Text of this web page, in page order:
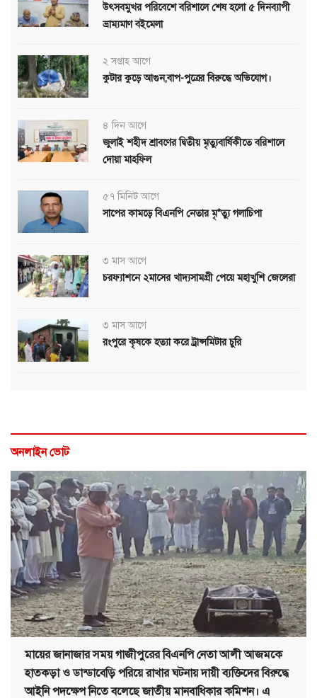
উৎসবমুখর পরিবেশে বরিশালে শেষ হলো ৫ দিনব্যাপী
ভ্রাম্যমাণ বইমেলা
২ সপ্তাহ আগে
কুটার কুড়ে আগুন,বাপ-পুত্রের বিরুদ্ধে অভিযোগ।
৪ দিন আগে
জুলাই শহীদ শ্রাবণের দ্বিতীয় মৃত্যুবার্ষিকীতে বরিশালে
দোয়া মাহফিল
৫৭ মিনিট আগে
সাপের কামড়ে বিএনপি নেতার মৃ*ত্যু গলাচিপা
৩ মাস আগে
চরফ্যাশনে ২মাসের খাদ্যসামগ্রী পেয়ে মহাখুশি জেলেরা
৩ মাস আগে
রংপুরে কৃষকে হত্যা করে ট্রান্সমিটার চুরি
অনলাইন ভোট
মায়ের জানাজার সময় গাজীপুরের বিএনপি নেতা আলী আজমকে
হাতকড়া ও ডান্ডাবেড়ি পরিয়ে রাখার ঘটনায় দায়ী ব্যক্তিদের বিরুদ্ধে
আইনি পদক্ষেপ নিতে বলেছে জাতীয় মানবাধিকার কমিশন। এ